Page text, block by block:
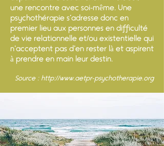
une rencontre avec soi-même. Une
psychothérapie s’adresse donc en
premier lieu aux personnes en difficulté
de vie relationnelle et/ou existentielle qui
n’acceptent pas d’en rester là et aspirent
à prendre en main leur destin.
Source : http://www.aetpr-psychotherapie.org